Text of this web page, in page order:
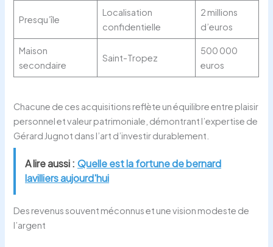
Presqu’île
Localisation
confidentielle
2 millions
d’euros
Maison
secondaire
Saint-Tropez
500 000
euros
Chacune de ces acquisitions reflète un équilibre entre plaisir
personnel et valeur patrimoniale, démontrant l’expertise de
Gérard Jugnot dans l’art d’investir durablement.
A lire aussi : Quelle est la fortune de bernard
lavilliers aujourd'hui
Des revenus souvent méconnus et une vision modeste de
l’argent